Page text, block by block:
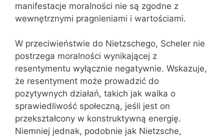
manifestacje moralności nie są zgodne z
wewnętrznymi pragnieniami i wartościami.
W przeciwieństwie do Nietzschego, Scheler nie
postrzega moralności wynikającej z
resentymentu wyłącznie negatywnie. Wskazuje,
że resentyment może prowadzić do
pozytywnych działań, takich jak walka o
sprawiedliwość społeczną, jeśli jest on
przekształcony w konstruktywną energię.
Niemniej jednak, podobnie jak Nietzsche,